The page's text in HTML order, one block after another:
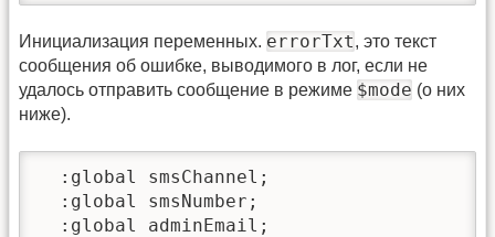
Инициализация переменных. errorTxt, это текст
сообщения об ошибке, выводимого в лог, если не
удалось отправить сообщение в режиме $mode (о них
ниже).
  :global smsChannel;
  :global smsNumber;
  :global adminEmail;